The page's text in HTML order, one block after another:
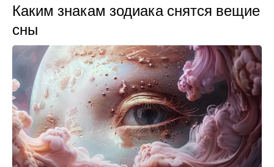
Каким знакам зодиака снятся вещие
сны